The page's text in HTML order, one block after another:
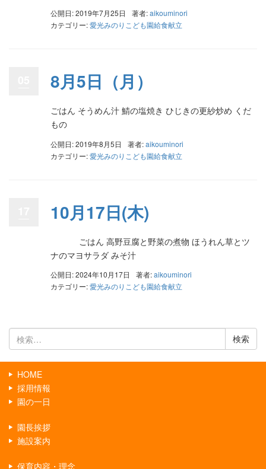
公開日: 2019年7月25日 著者:aikouminori
カテゴリー:愛光みのりこども園給食献立
8月5日（月）
ごはん そうめん汁 鯖の塩焼き ひじきの更紗炒め くだ
もの
公開日: 2019年8月5日 著者:aikouminori
カテゴリー:愛光みのりこども園給食献立
10月17日(木)
ごはん 高野豆腐と野菜の煮物 ほうれん草とツ
ナのマヨサラダ みそ汁
公開日: 2024年10月17日 著者:aikouminori
カテゴリー:愛光みのりこども園給食献立
検
索:
HOME
採用情報
園の一日
園長挨拶
施設案内
保育内容・理念